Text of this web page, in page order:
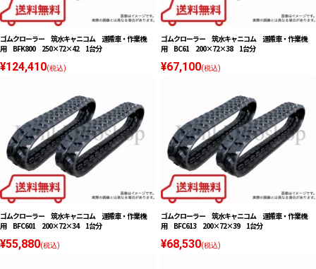
ゴムクローラー 筑水キャニコム 運搬車・作業機
用 BFK800 250×72×42 1台分
¥124,410(税込)
ゴムクローラー 筑水キャニコム 運搬車・作業機
用 BC61 200×72×38 1台分
¥67,100(税込)
ゴムクローラー 筑水キャニコム 運搬車・作業機
用 BFC601 200×72×34 1台分
¥55,880(税込)
ゴムクローラー 筑水キャニコム 運搬車・作業機
用 BFC613 200×72×39 1台分
¥68,530(税込)